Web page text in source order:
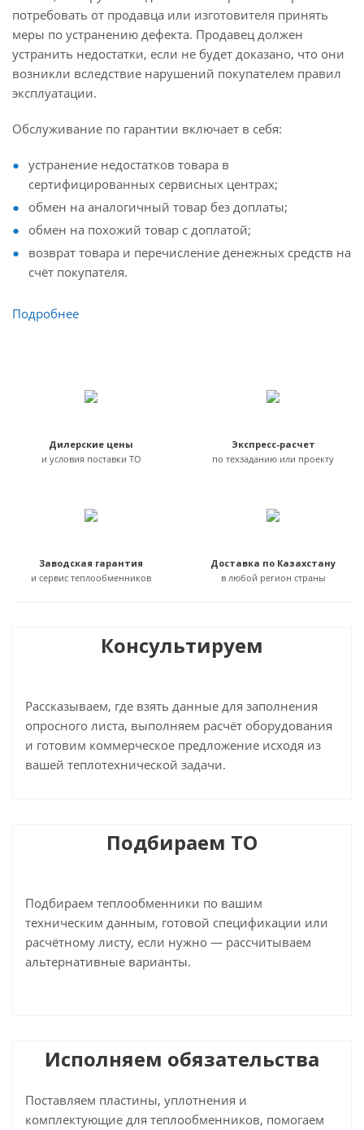
потребовать от продавца или изготовителя принять
меры по устранению дефекта. Продавец должен
устранить недостатки, если не будет доказано, что они
возникли вследствие нарушений покупателем правил
эксплуатации.
Обслуживание по гарантии включает в себя:
устранение недостатков товара в
сертифицированных сервисных центрах;
обмен на аналогичный товар без доплаты;
обмен на похожий товар с доплатой;
возврат товара и перечисление денежных средств на
счёт покупателя.
Подробнее
Дилерские цены
и условия поставки ТО
Экспресс-расчет
по техзаданию или проекту
Заводская гарантия
и сервис теплообменников
Доставка по Казахстану
в любой регион страны
Консультируем
Рассказываем, где взять данные для заполнения
опросного листа, выполняем расчёт оборудования
и готовим коммерческое предложение исходя из
вашей теплотехнической задачи.
Подбираем ТО
Подбираем теплообменники по вашим
техническим данным, готовой спецификации или
расчётному листу, если нужно — рассчитываем
альтернативные варианты.
Исполняем обязательства
Поставляем пластины, уплотнения и
комплектующие для теплообменников, помогаем